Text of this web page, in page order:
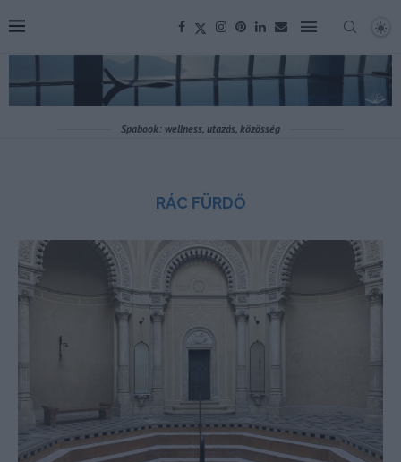
Spabook: wellness, utazás, közösség
RÁC FÜRDŐ